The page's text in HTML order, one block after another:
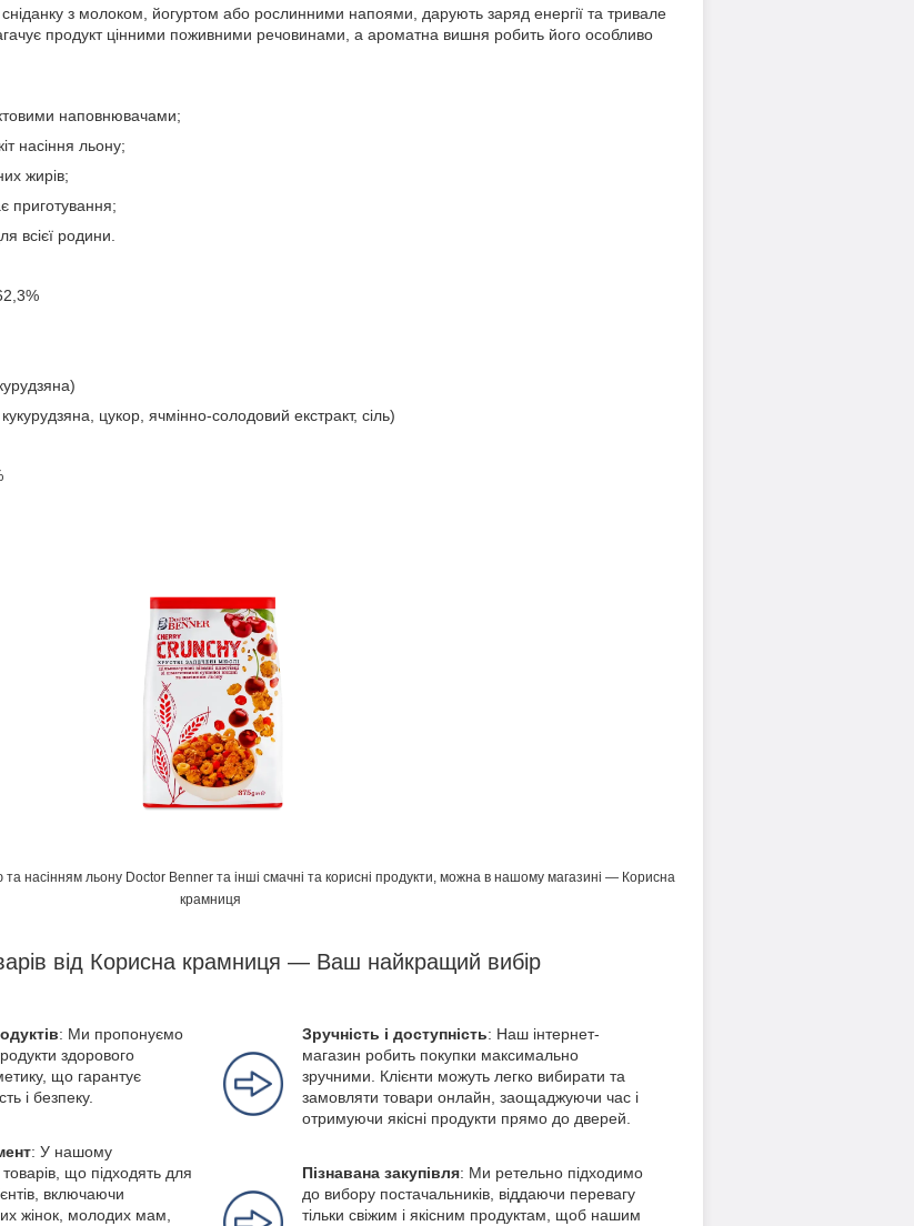
з молоком, йогуртом або рослинними напоями, дарують заряд енергії та тривале
продукт цінними поживними речовинами, а ароматна вишня робить його особливо
наповнювачами;
насіння льону;
жирів;
приготування;
всієї родини.
кукурудзяна, цукор, ячмінно-солодовий екстракт, сіль)
та насінням льону Doctor Benner та інші смачні та корисні продукти, можна в нашому магазині — Корисна
крамниця
від Корисна крамниця — Ваш найкращий вибір
: Ми пропонуємо
здорового
що гарантує
і безпеку.
: У нашому
що підходять для
включаючи
жінок, молодих мам,
Зручність і доступність: Наш інтернет-
магазин робить покупки максимально
зручними. Клієнти можуть легко вибирати та
замовляти товари онлайн, заощаджуючи час і
отримуючи якісні продукти прямо до дверей.
Пізнавана закупівля: Ми ретельно підходимо
до вибору постачальників, віддаючи перевагу
тільки свіжим і якісним продуктам, щоб нашим